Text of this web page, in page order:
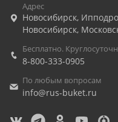
Адрес
Новосибирск,
Новосибирск,
Бесплатно.
8-800-333-0905
По любым вопросам
info@rus-buket.ru